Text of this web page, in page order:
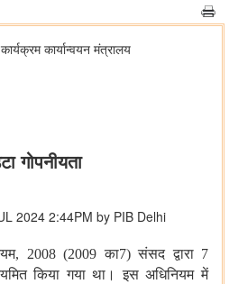
कार्यान्‍वयन मंत्रालय
गोपनीयता
2024 2:44PM by PIB Delhi
2008 (2009 का7) संसद द्वारा 7
किया गया था। इस अधिनियम में